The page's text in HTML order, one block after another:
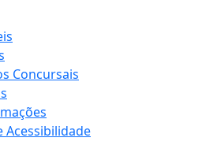
Concursais
Acessibilidade